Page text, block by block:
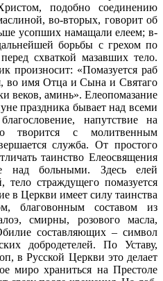
подобно соединению
во-вторых, говорит об
усопших намащали елеем; в-
борьбы с грехом по
схваткой мазавших тело.
произносит: «Помазуется раб
во имя Отца и Сына и Святаго
веков, аминь». Елеопомазание
праздника бывает над всеми
напутствие на
творится с молитвенным
служба. От простого
таинство Елеосвящения
над больными. Здесь елей
тело страждущего помазуется
в Церкви имеет силу таинства
благовонным составом из
смирны, розового масла,
составляющих – символ
добродетелей. По Уставу,
в Русской Церкви это делает
миро храниться на Престоле